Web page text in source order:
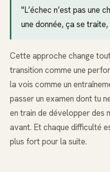
"L’échec n’est pas une
une donnée, ça se
Cette approche change
transition comme une
la vois comme un
passer un examen dont tu
en train de développer des
avant. Et chaque difficulté
plus fort pour la suite.